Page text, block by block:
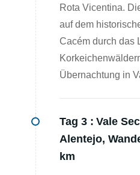
Rota Vicentina.
auf dem
Cacém durch das
Übernachtung in
Tag 3 : Vale
Alentejo,
km